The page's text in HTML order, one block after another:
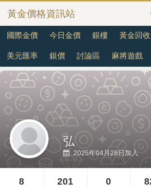
黃金價格資訊站
國際金價 今日金價 銀樓 黃金回收
美元匯率 銀價 討論區 麻將遊戲
弘
2025年04月28日加入
8 201 0